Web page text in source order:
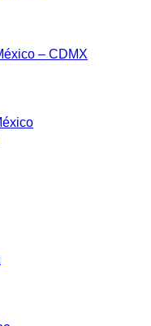
– CDMX